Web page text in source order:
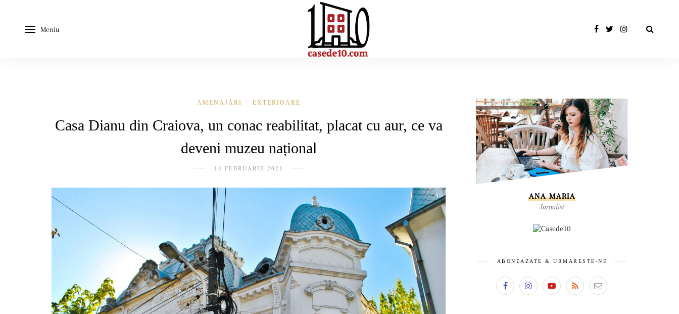
Meniu
AMENAJĂRI / EXTERIOARE
Casa Dianu din Craiova, un conac reabilitat, placat cu aur, ce va
deveni muzeu național
14 FEBRUARIE 2021
ANA MARIA
Jurnalist
ABONEAZATE & URMARESTE-NE